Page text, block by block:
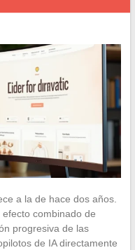
a la de hace dos años.
combinado de
progresiva de las
de IA directamente